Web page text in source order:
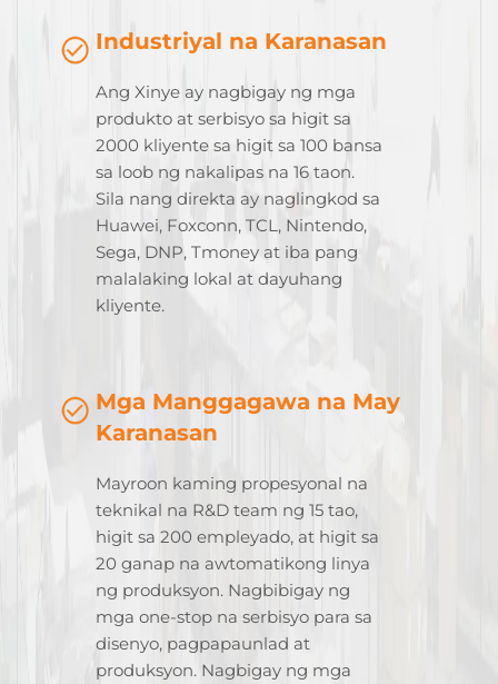
Industriyal na Karanasan
Ang Xinye ay nagbigay ng mga
produkto at serbisyo sa higit sa
2000 kliyente sa higit sa 100 bansa
sa loob ng nakalipas na 16 taon.
Sila nang direkta ay naglingkod sa
Huawei, Foxconn, TCL, Nintendo,
Sega, DNP, Tmoney at iba pang
malalaking lokal at dayuhang
kliyente.
Mga Manggagawa na May
Karanasan
Mayroon kaming propesyonal na
teknikal na R&D team ng 15 tao,
higit sa 200 empleyado, at higit sa
20 ganap na awtomatikong linya
ng produksyon. Nagbibigay ng
mga one-stop na serbisyo para sa
disenyo, pagpapaunlad at
produksyon. Nagbigay ng mga